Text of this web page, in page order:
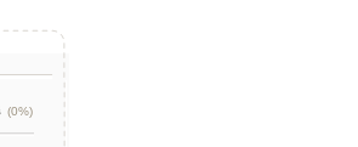
(0%)